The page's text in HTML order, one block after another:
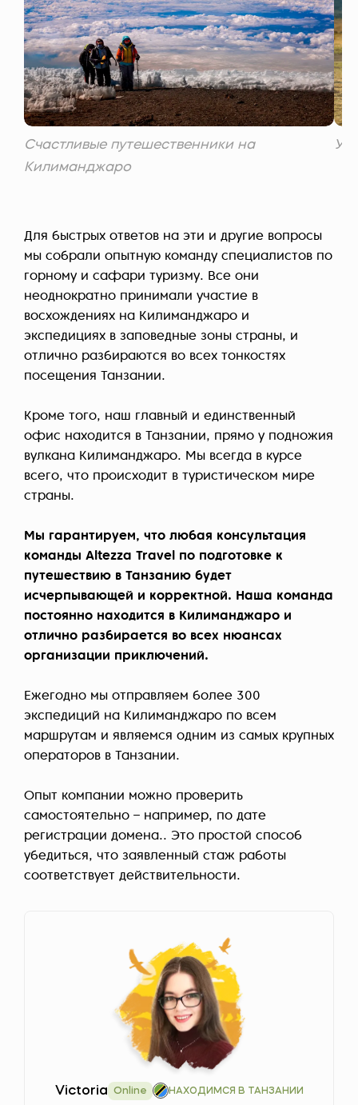
Счастливые путешественники на
Килиманджаро
Для быстрых ответов на эти и другие вопросы
мы собрали опытную команду специалистов по
горному и сафари туризму. Все они
неоднократно принимали участие в
восхождениях на Килиманджаро и
экспедициях в заповедные зоны страны, и
отлично разбираются во всех тонкостях
посещения Танзании.
Кроме того, наш главный и единственный
офис находится в Танзании, прямо у подножия
вулкана Килиманджаро. Мы всегда в курсе
всего, что происходит в туристическом мире
страны.
Мы гарантируем, что любая консультация
команды Altezza Travel по подготовке к
путешествию в Танзанию будет
исчерпывающей и корректной. Наша команда
постоянно находится в Килиманджаро и
отлично разбирается во всех нюансах
организации приключений.
Ежегодно мы отправляем более 300
экспедиций на Килиманджаро по всем
маршрутам и являемся одним из самых крупных
операторов в Танзании.
Опыт компании можно проверить
самостоятельно – например, по дате
регистрации домена.. Это простой способ
убедиться, что заявленный стаж работы
соответствует действительности.
Victoria Online НАХОДИМСЯ В ТАНЗАНИИ